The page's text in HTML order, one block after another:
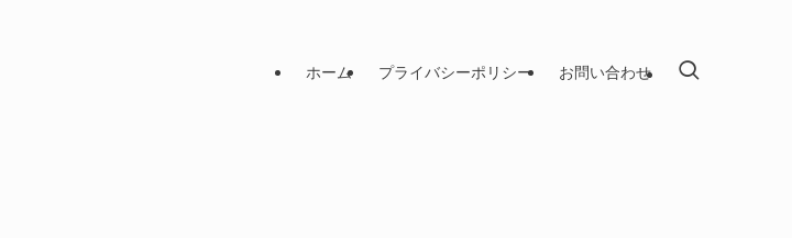
ホーム プライバシーポリシー お問い合わせ